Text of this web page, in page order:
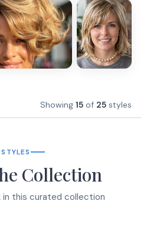
Showing 15 of 25 styles
Collection
in this curated collection.